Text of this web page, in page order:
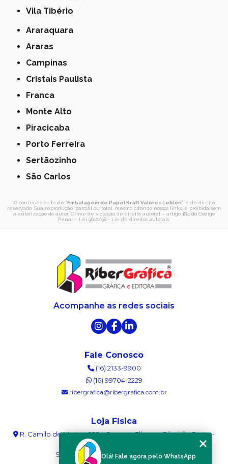
Vila Tibério
Araraquara
Araras
Campinas
Cristais Paulista
Franca
Monte Alto
Piracicaba
Porto Ferreira
Sertãozinho
São Carlos
O conteúdo do texto "Embalagem de Papel Kraft Valores Leblon" é de direito
reservado. Sua reprodução, parcial ou total, mesmo citando nossos links, é proibida sem
a autorização do autor. Crime de violação de direito autoral – artigo 184 do Código
Penal – Lei 9610/98 - Lei de direitos autorais
Acompanhe as redes sociais
Fale Conosco
(16) 2133-9900
(16) 99704-2229
ribergrafica@ribergrafica.com.br
Loja Física
R. Camilo de Mattos, 189 - Campos Elíseos - Ribeirão Preto -
SP - 14085-340
Segunda a sexta das 08:00 às 18:00
Olá! Fale agora pelo WhatsApp